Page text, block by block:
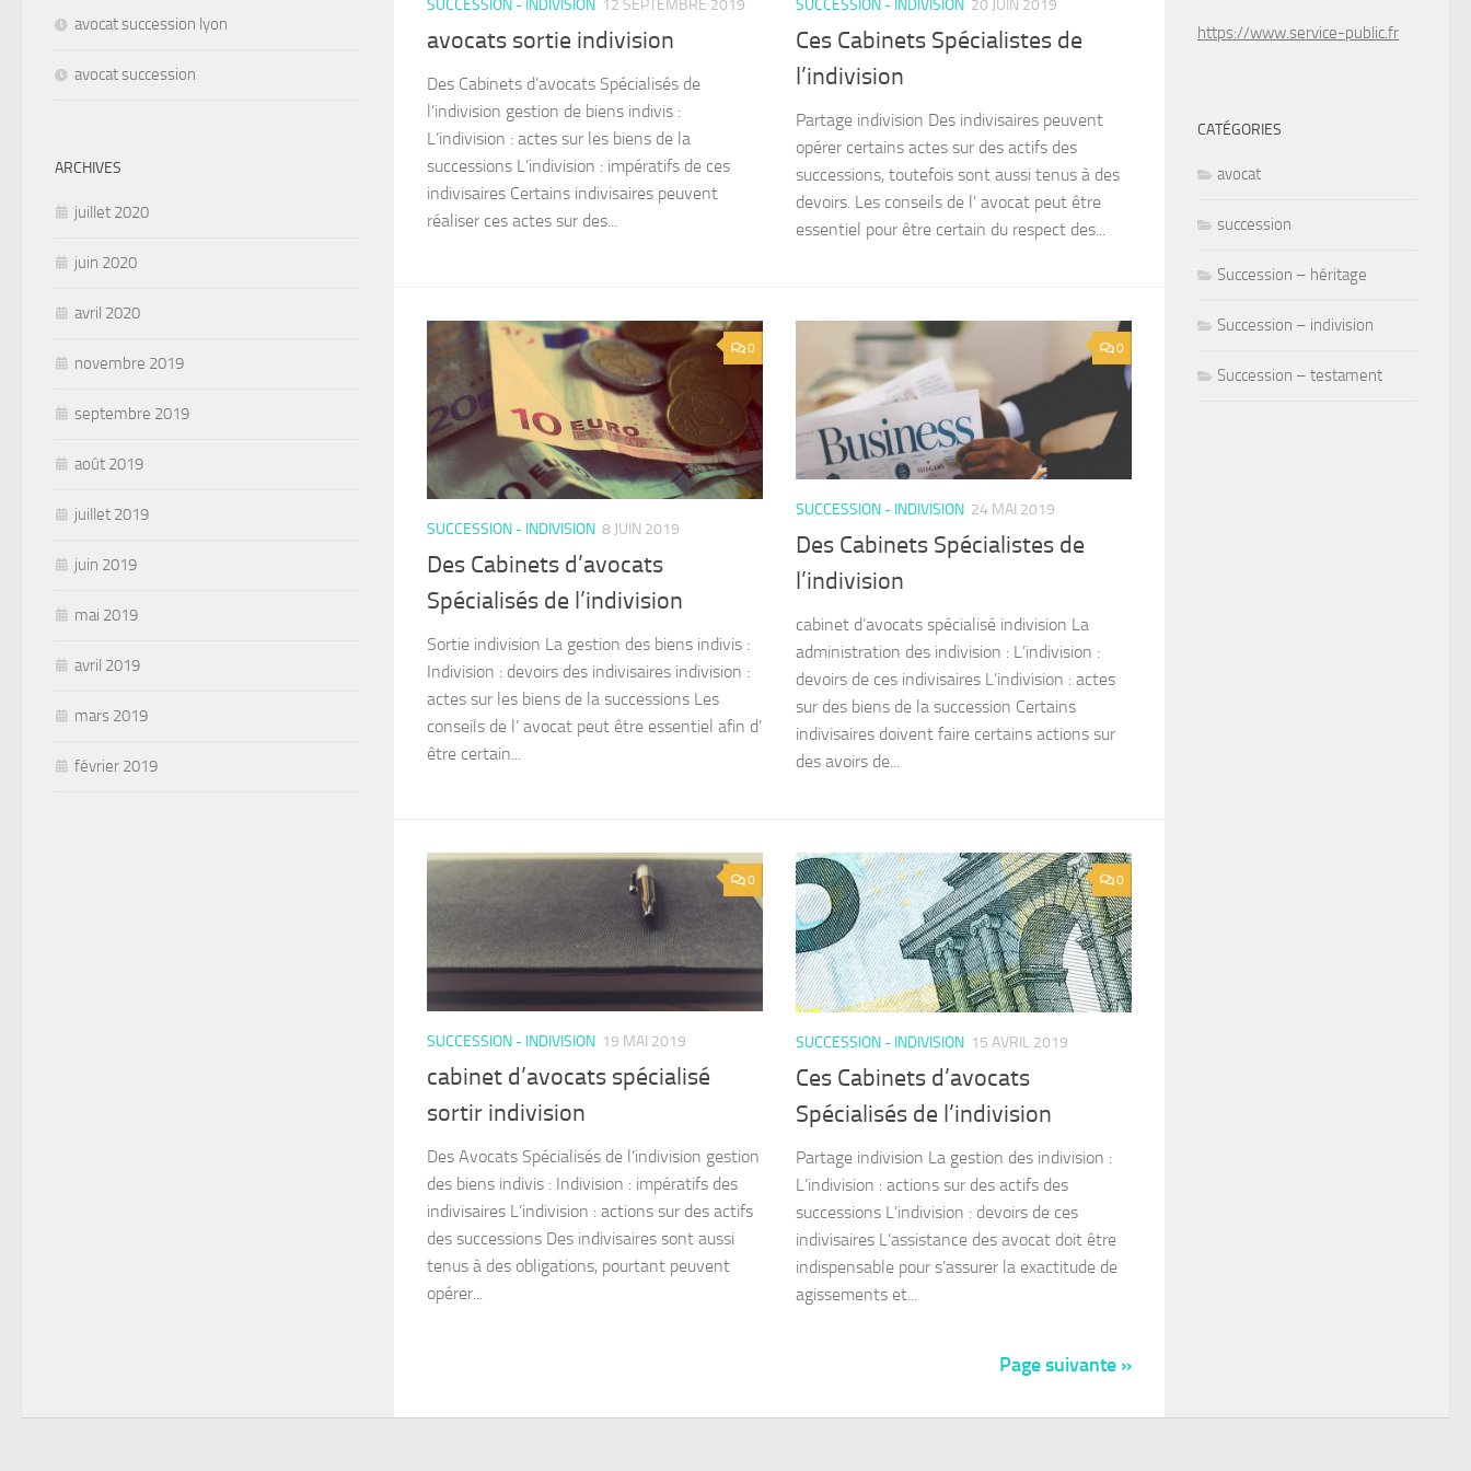
SUCCESSION - INDIVISION 12 SEPTEMBRE 2019
avocats sortie indivision
Des Cabinets d’avocats Spécialisés de
l’indivision gestion de biens indivis :
L’indivision : actes sur les biens de la
successions L’indivision : impératifs de ces
indivisaires Certains indivisaires peuvent
réaliser ces actes sur des...
SUCCESSION - INDIVISION 20 JUIN 2019
Ces Cabinets Spécialistes de
l’indivision
Partage indivision Des indivisaires peuvent
opérer certains actes sur des actifs des
successions, toutefois sont aussi tenus à des
devoirs. Les conseils de l’ avocat peut être
essentiel pour être certain du respect des...
0
SUCCESSION - INDIVISION 8 JUIN 2019
Des Cabinets d’avocats
Spécialisés de l’indivision
Sortie indivision La gestion des biens indivis :
Indivision : devoirs des indivisaires indivision :
actes sur les biens de la successions Les
conseils de l’ avocat peut être essentiel afin d’
être certain...
0
SUCCESSION - INDIVISION 24 MAI 2019
Des Cabinets Spécialistes de
l’indivision
cabinet d’avocats spécialisé indivision La
administration des indivision : L’indivision :
devoirs de ces indivisaires L’indivision : actes
sur des biens de la succession Certains
indivisaires doivent faire certains actions sur
des avoirs de...
0
SUCCESSION - INDIVISION 19 MAI 2019
cabinet d’avocats spécialisé
sortir indivision
Des Avocats Spécialisés de l’indivision gestion
des biens indivis : Indivision : impératifs des
indivisaires L’indivision : actions sur des actifs
des successions Des indivisaires sont aussi
tenus à des obligations, pourtant peuvent
opérer...
0
SUCCESSION - INDIVISION 15 AVRIL 2019
Ces Cabinets d’avocats
Spécialisés de l’indivision
Partage indivision La gestion des indivision :
L’indivision : actions sur des actifs des
successions L’indivision : devoirs de ces
indivisaires L’assistance des avocat doit être
indispensable pour s’assurer la exactitude de
agissements et...
Page suivante »
avocat succession lyon
avocat succession
ARCHIVES
juillet 2020
juin 2020
avril 2020
novembre 2019
septembre 2019
août 2019
juillet 2019
juin 2019
mai 2019
avril 2019
mars 2019
février 2019
https://www.service-public.fr
CATÉGORIES
avocat
succession
Succession – héritage
Succession – indivision
Succession – testament